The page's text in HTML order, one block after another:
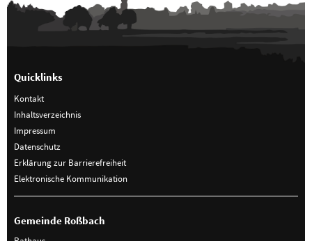
Quicklinks
Kontakt
Inhaltsverzeichnis
Impressum
Datenschutz
Erklärung zur Barrierefreiheit
Elektronische Kommunikation
Gemeinde Roßbach